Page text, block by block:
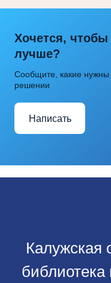
Хочется, чтобы
лучше?
Сообщите, какие нужны
решении
Написать
Калужская
библиотека